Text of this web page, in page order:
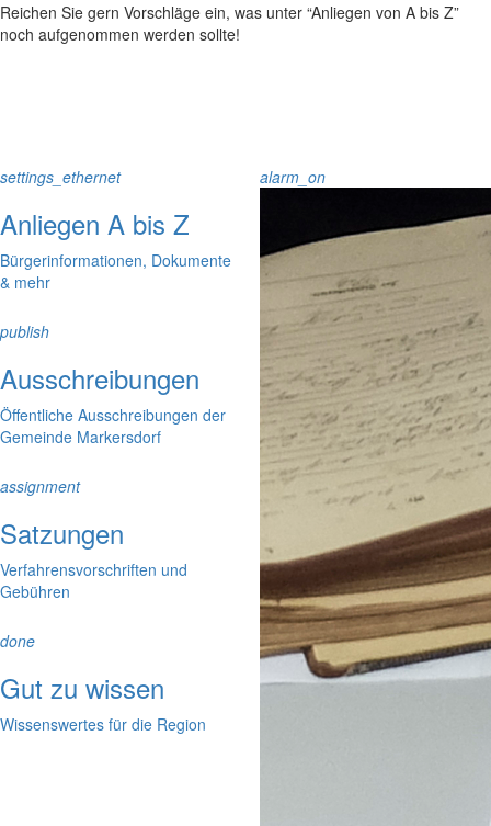
Reichen Sie gern Vorschläge ein, was unter “Anliegen von A bis Z”
noch aufgenommen werden sollte!
settings_ethernet
Anliegen A bis Z
Bürgerinformationen, Dokumente
& mehr
alarm_on
publish
Ausschreibungen
Öffentliche Ausschreibungen der
Gemeinde Markersdorf
assignment
Satzungen
Verfahrensvorschriften und
Gebühren
done
Gut zu wissen
Wissenswertes für die Region